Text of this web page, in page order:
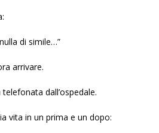
di simile…”
arrivare.
dall’ospedale.
vita in un prima e un dopo: